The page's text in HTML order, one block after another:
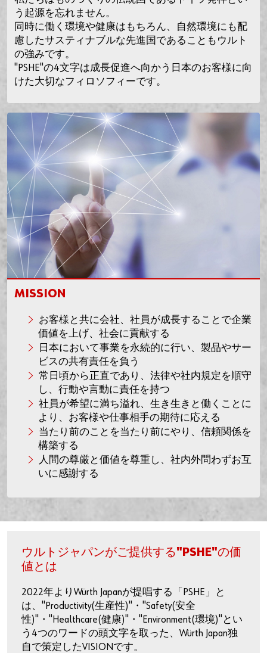
う起源を忘れません。
同時に働く環境や健康はもちろん、自然環境にも配
慮したサスティナブルな先進国であることもウルト
の強みです。
"PSHE"の4文字は成長促進へ向かう日本のお客様に向
けた大切なフィロソフィーです。
MISSION
お客様と共に会社、社員が成長することで企業
価値を上げ、社会に貢献する
日本において事業を永続的に行い、製品やサー
ビスの共有責任を負う
常日頃から正直であり、法律や社内規定を順守
し、行動や言動に責任を持つ
社員が希望に満ち溢れ、生き生きと働くことに
より、お客様や仕事相手の期待に応える
当たり前のことを当たり前にやり、信頼関係を
構築する
人間の尊厳と価値を尊重し、社内外問わずお互
いに感謝する
ウルトジャパンがご提供する"PSHE"の価
値とは
2022年よりWürth Japanが提唱する「PSHE」と
は、"Productivity(生産性)"・"Safety(安全
性)"・"Healthcare(健康)"・"Environment(環境)"とい
う4つのワードの頭文字を取った、Würth Japan独
自で策定したVISIONです。